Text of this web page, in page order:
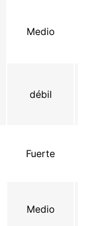
Medio
débil
Fuerte
Medio